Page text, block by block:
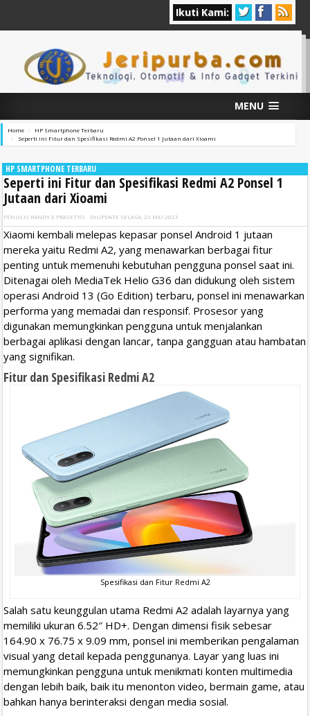
Ikuti Kami:
MENU
Home
HP Smartphone Terbaru
Seperti ini Fitur dan Spesifikasi Redmi A2 Ponsel 1 Jutaan dari Xioami
HP SMARTPHONE TERBARU
Seperti ini Fitur dan Spesifikasi Redmi A2 Ponsel 1
Jutaan dari Xioami
PENULIS RANDY E PRASETYO DIUPDATE SELASA, 23 MEI 2023
Xiaomi kembali melepas kepasar ponsel Android 1 jutaan
mereka yaitu Redmi A2, yang menawarkan berbagai fitur
penting untuk memenuhi kebutuhan pengguna ponsel saat ini.
Ditenagai oleh MediaTek Helio G36 dan didukung oleh sistem
operasi Android 13 (Go Edition) terbaru, ponsel ini menawarkan
performa yang memadai dan responsif. Prosesor yang
digunakan memungkinkan pengguna untuk menjalankan
berbagai aplikasi dengan lancar, tanpa gangguan atau hambatan
yang signifikan.
Fitur dan Spesifikasi Redmi A2
Spesifikasi dan Fitur Redmi A2
Salah satu keunggulan utama Redmi A2 adalah layarnya yang
memiliki ukuran 6.52″ HD+. Dengan dimensi fisik sebesar
164.90 x 76.75 x 9.09 mm, ponsel ini memberikan pengalaman
visual yang detail kepada penggunanya. Layar yang luas ini
memungkinkan pengguna untuk menikmati konten multimedia
dengan lebih baik, baik itu menonton video, bermain game, atau
bahkan hanya berinteraksi dengan media sosial.